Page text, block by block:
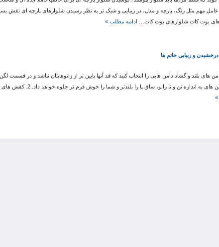
عامل مهم مثل رنگ، پارچه و مدل، در زیبایی و شیک تر به نظر رسیدن شلوارهای پارچه ای نقش
بوت کات شلوارهای بوت کات… ادامه مطلب »
و زیبایی خانم ها
های بلند و گشاد دامن هایی را انتخاب کنید که قد آنها پایین تر از زانوهایتان نباشد و در قسمت لگن
به اندازه تن و تا زانو، ساق پا را بلندتر و شما را خوش فرم تر جلوه خواهد داد. 2. کفش های پاشنه دار…
»